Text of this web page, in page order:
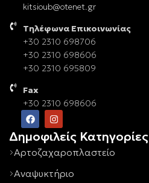
kitsioub@otenet.gr
Τηλέφωνα Επικοινωνίας
+30 2310 698706
+30 2310 698606
+30 2310 695809
Fax
+30 2310 698606
Δημοφιλείς Κατηγορίες
Αρτοζαχαροπλαστείο
Αναψυκτήριο